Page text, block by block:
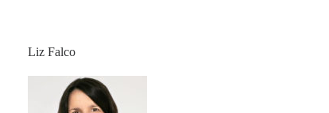
Liz Falco